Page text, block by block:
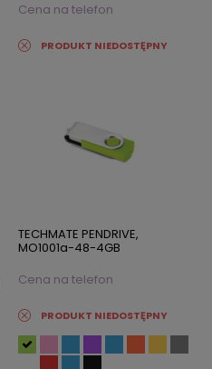
Cena na telefon
PRODUKT NIEDOSTĘPNY
TECHMATE PENDRIVE,
MO1001a-48-4GB
Cena na telefon
PRODUKT NIEDOSTĘPNY